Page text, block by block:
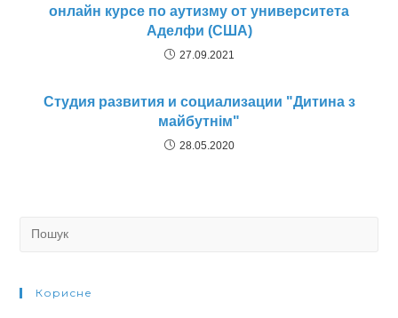
онлайн курсе по аутизму от университета
Аделфи (США)
27.09.2021
Студия развития и социализации "Дитина з
майбутнім"
28.05.2020
Корисне